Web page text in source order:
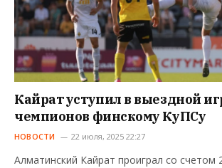
Кайрат уступил в выездной
чемпионов финскому КуПСу
НОВОСТИ 22 июля, 2025 22:27
Алматинский Кайрат проиграл со счетом